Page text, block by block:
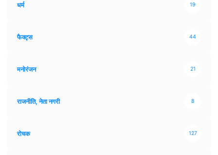
धर्म 19
फैक्ट्स 44
मनोरंजन 21
राजनीति, नेता नगरी 8
रोचक 127